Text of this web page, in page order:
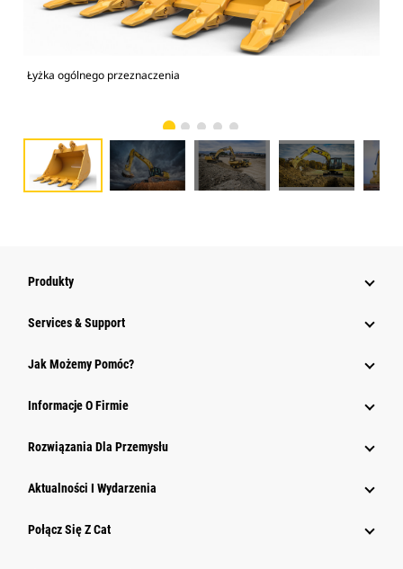
Łyżka ogólnego przeznaczenia
Produkty
Services & Support
Jak Możemy Pomóc?
Informacje O Firmie
Rozwiązania Dla Przemysłu
Aktualności I Wydarzenia
Połącz Się Z Cat